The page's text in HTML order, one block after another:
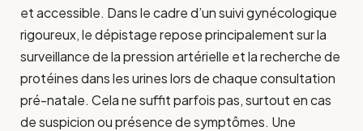
et accessible. Dans le cadre d’un suivi gynécologique
rigoureux, le dépistage repose principalement sur la
surveillance de la pression artérielle et la recherche de
protéines dans les urines lors de chaque consultation
pré-natale. Cela ne suffit parfois pas, surtout en cas
de suspicion ou présence de symptômes. Une